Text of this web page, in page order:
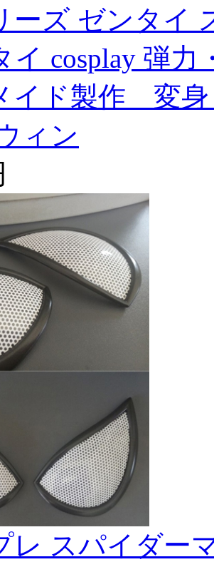
ーズ ゼンタイ
イ cosplay 弾
イド製作 変
ィン
レ スパイダ